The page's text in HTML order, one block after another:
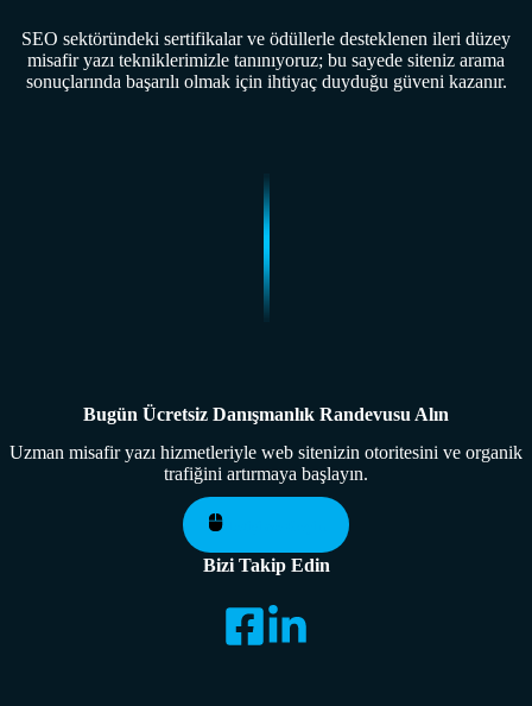
SEO sektöründeki sertifikalar ve ödüllerle desteklenen ileri düzey
misafir yazı tekniklerimizle tanınıyoruz; bu sayede siteniz arama
sonuçlarında başarılı olmak için ihtiyaç duyduğu güveni kazanır.
Bugün Ücretsiz Danışmanlık Randevusu Alın
Uzman misafir yazı hizmetleriyle web sitenizin otoritesini ve organik
trafiğini artırmaya başlayın.
Bizi Takip Edin